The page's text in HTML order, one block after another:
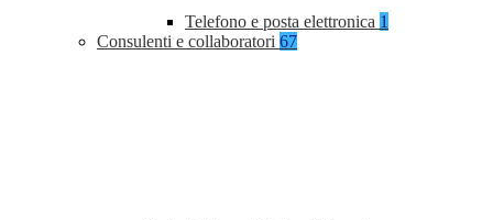
Telefono e posta elettronica 1
Consulenti e collaboratori 67